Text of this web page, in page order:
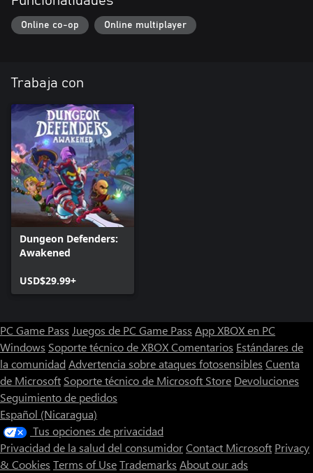
Online co-op Online multiplayer
Trabaja con
Dungeon Defenders:
Awakened
USD$29.99+
PC Game Pass Juegos de PC Game Pass App XBOX en PC
Windows Soporte técnico de XBOXComentarios Estándares de
la comunidad Advertencia sobre ataques fotosensibles Cuenta
de Microsoft Soporte técnico de Microsoft Store Devoluciones
Seguimiento de pedidos
Español (Nicaragua)
Tus opciones de privacidad
Privacidad de la salud del consumidorContact Microsoft Privacy
& Cookies Terms of UseTrademarks About our ads